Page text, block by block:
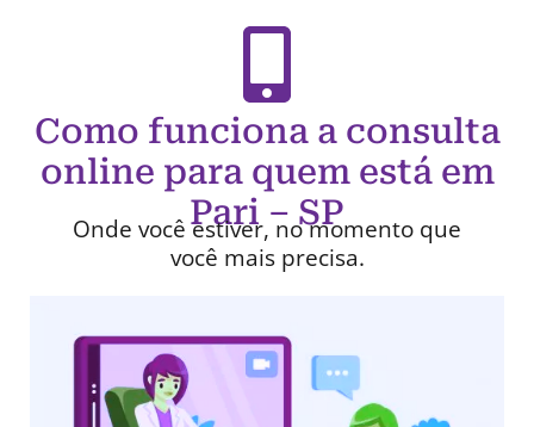
Como funciona a consulta
online para quem está em
Pari – SP
Onde você estiver, no momento que
você mais precisa.